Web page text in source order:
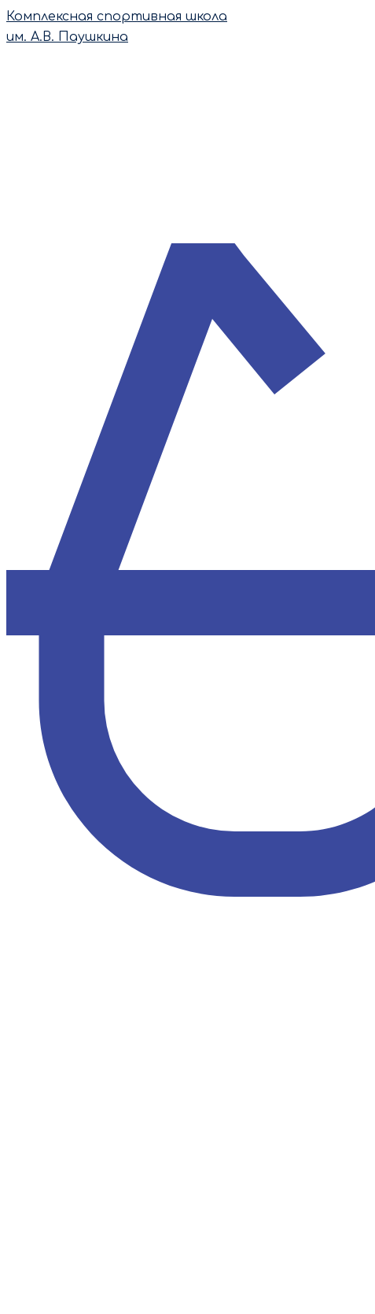
Перейти
Комплексная спортивная школа
им. А.В. Паушкина